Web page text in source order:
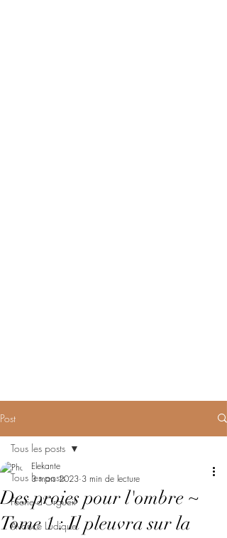
Post
Tous les posts
Féerie d'Orgueil
Avarice Ludique
Tous les posts
Des proies pour l'ombre ~
Tome 1 : Il pleuvra sur la
Elekante
3 mars 2023 3 min de lecture